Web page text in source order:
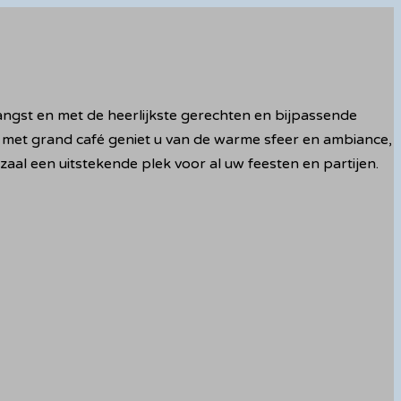
en met de heerlijkste gerechten en bijpassende
grand café geniet u van de warme sfeer en ambiance,
een uitstekende plek voor al uw feesten en partijen.